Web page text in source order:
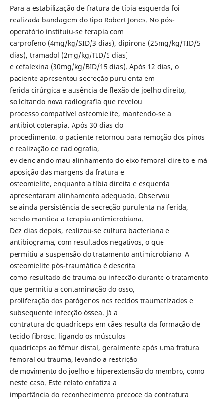
Para a estabilização de fratura de tíbia esquerda foi
realizada bandagem do tipo Robert Jones. No pós-
operatório instituiu-se terapia com
carprofeno (4mg/kg/SID/3 dias), dipirona (25mg/kg/TID/5
dias), tramadol (2mg/kg/TID/5 dias)
e cefalexina (30mg/kg/BID/15 dias). Após 12 dias, o
paciente apresentou secreção purulenta em
ferida cirúrgica e ausência de flexão de joelho direito,
solicitando nova radiografia que revelou
processo compatível osteomielite, mantendo-se a
antibioticoterapia. Após 30 dias do
procedimento, o paciente retornou para remoção dos pinos
e realização de radiografia,
evidenciando mau alinhamento do eixo femoral direito e má
aposição das margens da fratura e
osteomielite, enquanto a tíbia direita e esquerda
apresentaram alinhamento adequado. Observou
se ainda persistência de secreção purulenta na ferida,
sendo mantida a terapia antimicrobiana.
Dez dias depois, realizou-se cultura bacteriana e
antibiograma, com resultados negativos, o que
permitiu a suspensão do tratamento antimicrobiano. A
osteomielite pós-traumática é descrita
como resultado de trauma ou infecção durante o tratamento
que permitiu a contaminação do osso,
proliferação dos patógenos nos tecidos traumatizados e
subsequente infecção óssea. Já a
contratura do quadríceps em cães resulta da formação de
tecido fibroso, ligando os músculos
quadríceps ao fêmur distal, geralmente após uma fratura
femoral ou trauma, levando a restrição
de movimento do joelho e hiperextensão do membro, como
neste caso. Este relato enfatiza a
importância do reconhecimento precoce da contratura